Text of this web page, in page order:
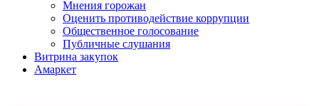
Мнения горожан
Оценить противодействие коррупции
Общественное голосование
Публичные слушания
Витрина закупок
Амаркет